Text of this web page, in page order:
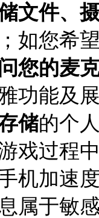
文件、
如您希
您的麦
功能及
储的个
戏过程
机加速
属于敏